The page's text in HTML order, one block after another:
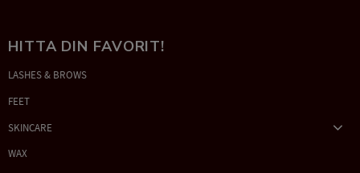
HITTA DIN FAVORIT!
LASHES & BROWS
FEET
SKINCARE
WAX